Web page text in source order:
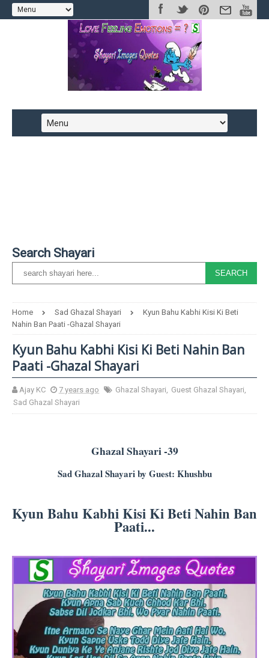
Search Shayari
Home Sad Ghazal Shayari
Kyun Bahu Kabhi Kisi Ki Beti
Nahin Ban Paati -Ghazal Shayari
Kyun Bahu Kabhi Kisi Ki Beti Nahin Ban
Paati -Ghazal Shayari
Ajay KC 7 years ago Ghazal Shayari, Guest Ghazal Shayari,
Sad Ghazal Shayari
Ghazal Shayari -39
Sad Ghazal Shayari by Guest: Khushbu
Kyun Bahu Kabhi Kisi Ki Beti Nahin Ban
Paati...